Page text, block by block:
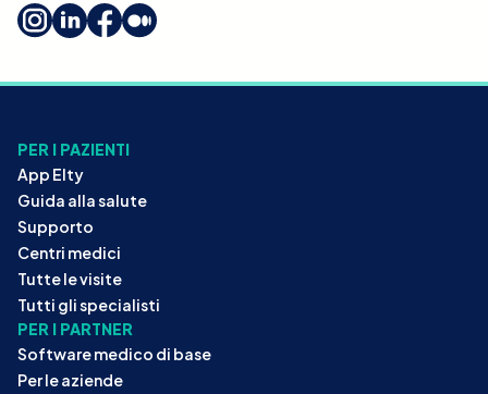
PER I PAZIENTI
App Elty
Guida alla salute
Supporto
Centri medici
Tutte le visite
Tutti gli specialisti
PER I PARTNER
Software medico di base
Per le aziende